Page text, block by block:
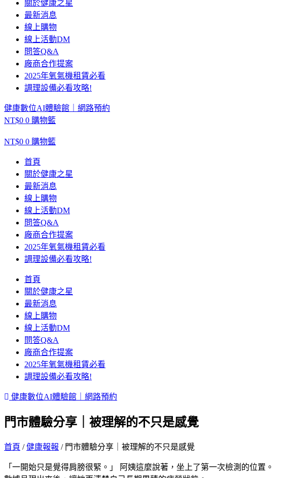
關於健康之星
最新消息
線上購物
線上活動DM
問答Q&A
廠商合作提案
2025年氧氣機租賃必看
調理設備必看攻略!
健康數位AI體驗館｜網路預約
NT$0 0 購物籃
NT$0 0 購物籃
首頁
關於健康之星
最新消息
線上購物
線上活動DM
問答Q&A
廠商合作提案
2025年氧氣機租賃必看
調理設備必看攻略!
首頁
關於健康之星
最新消息
線上購物
線上活動DM
問答Q&A
廠商合作提案
2025年氧氣機租賃必看
調理設備必看攻略!
健康數位AI體驗館｜網路預約
門市體驗分享｜被理解的不只是感覺
首頁 /健康報報 / 門市體驗分享｜被理解的不只是感覺
「一開始只是覺得肩膀很緊。」 阿姨這麼說著，坐上了第一次檢測的位置。